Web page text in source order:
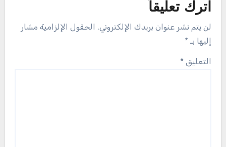
اترك تعليقاً
لن يتم نشر عنوان بريدك الإلكتروني.
الحقول الإلزامية مشار
إليها بـ *
التعليق *